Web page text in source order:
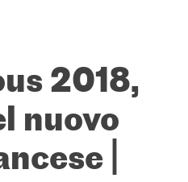
FARNESE
2018,
nuovo
|